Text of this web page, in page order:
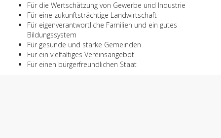
Für die Wertschätzung von Gewerbe und Industrie
Für eine zukunftsträchtige Landwirtschaft
Für eigenverantwortliche Familien und ein gutes
Bildungssystem
Für gesunde und starke Gemeinden
Für ein vielfältiges Vereinsangebot
Für einen bürgerfreundlichen Staat